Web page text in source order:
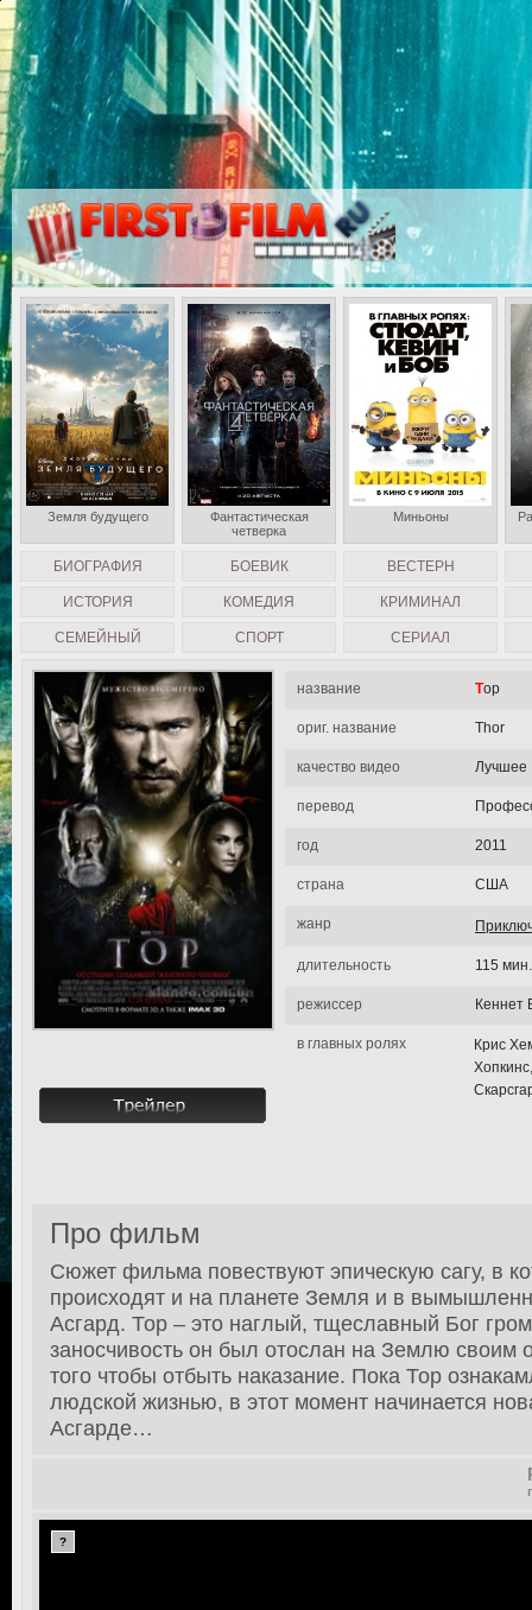
название Тор
ориг. название Thor
качество видео Лучшее
перевод
год 2011
страна США
жанр
длительность 115 мин.
режиссер Кеннет
в главных ролях
Крис
Про фильм
Сюжет фильма повествуют эпическую сагу, в
происходят и на планете Земля и в
Асгард. Тор – это наглый, тщеславный Бог
заносчивость он был отослан на Землю своим
того чтобы отбыть наказание. Пока Тор
людской жизнью, в этот момент начинается
Асгарде…
?
БИОГРАФИЯ БОЕВИК ВЕСТЕРН
ИСТОРИЯ КОМЕДИЯ КРИМИНАЛ
СЕМЕЙНЫЙ СПОРТ СЕРИАЛ
Земля будущего
Фантастическая
четверка
Миньоны